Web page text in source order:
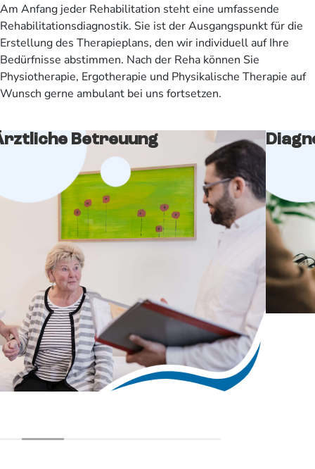
Am Anfang jeder Rehabilitation steht eine umfassende
Rehabilitationsdiagnostik. Sie ist der Ausgangspunkt für die
Erstellung des Therapieplans, den wir individuell auf Ihre
Bedürfnisse abstimmen. Nach der Reha können Sie
Physiotherapie, Ergotherapie und Physikalische Therapie auf
Wunsch gerne ambulant bei uns fortsetzen.
Betreuung